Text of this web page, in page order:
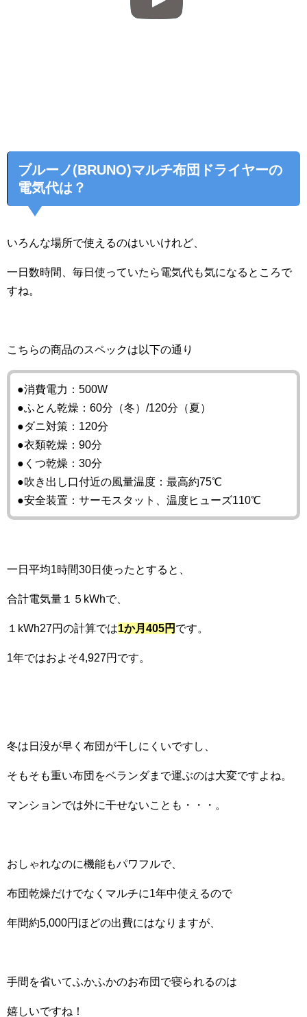
ブルーノ(BRUNO)マルチ布団ドライヤーの
電気代は？
いろんな場所で使えるのはいいけれど、
一日数時間、毎日使っていたら電気代も気になるところで
すね。
こちらの商品のスペックは以下の通り
●消費電力：500W
●ふとん乾燥：60分（冬）/120分（夏）
●ダニ対策：120分
●衣類乾燥：90分
●くつ乾燥：30分
●吹き出し口付近の風量温度：最高約75℃
●安全装置：サーモスタット、温度ヒューズ110℃
一日平均1時間30日使ったとすると、
合計電気量１５kWhで、
１kWh27円の計算では1か月405円 です。
1年ではおよそ4,927円です。
冬は日没が早く布団が干しにくいですし、
そもそも重い布団をベランダまで運ぶのは大変ですよね。
マンションでは外に干せないことも・・・。
おしゃれなのに機能もパワフルで、
布団乾燥だけでなくマルチに1年中使えるので
年間約5,000円ほどの出費にはなりますが、
手間を省いてふかふかのお布団で寝られるのは
嬉しいですね！